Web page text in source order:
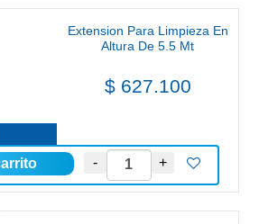
Extension Para Limpieza En
Altura De 5.5 Mt
$ 627.100